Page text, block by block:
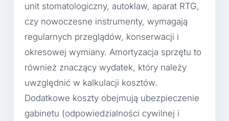
unit stomatologiczny, autoklaw, aparat RTG,
czy nowoczesne instrumenty, wymagają
regularnych przeglądów, konserwacji i
okresowej wymiany. Amortyzacja sprzętu to
również znaczący wydatek, który należy
uwzględnić w kalkulacji kosztów.
Dodatkowe koszty obejmują ubezpieczenie
gabinetu (odpowiedzialności cywilnej i